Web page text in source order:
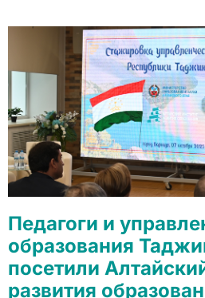
Педагоги и
образования
посетили
развития